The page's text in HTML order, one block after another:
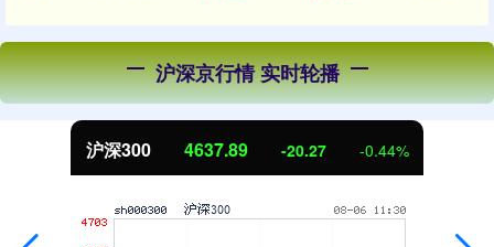
沪深京行情 实时轮播
沪深300 4637.89 -20.27 -0.44%